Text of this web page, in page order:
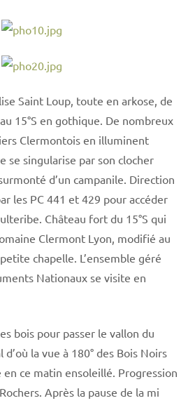
Saint Loup, toute en arkose, de
15°S en gothique. De nombreux
Clermontois en illuminent
se singularise par son clocher
d’un campanile. Direction
les PC 441 et 429 pour accéder
Château fort du 15°S qui
Clermont Lyon, modifié au
chapelle. L’ensemble géré
Nationaux se visite en
bois pour passer le vallon du
la vue à 180° des Bois Noirs
en ce matin ensoleillé. Progression
Après la pause de la mi